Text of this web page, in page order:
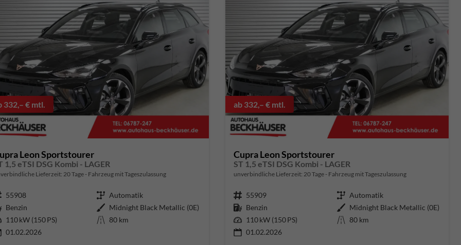
332,– € mtl.
Leon Sportstourer
1,5 eTSI DSG Kombi - LAGER
Lieferzeit: 20 Tage Fahrzeug mit Tageszulassung
55908 Getriebe Automatik
Benzin Außenfarbe Midnight Black Metallic (0E)
110 kW (150 PS) Kilometerstand 80 km
01.02.2026
ab 332,– € mtl.
Cupra Leon Sportstourer
ST 1,5 eTSI DSG Kombi - LAGER
unverbindliche Lieferzeit: 20 Tage Fahrzeug mit Tageszulassung
Fahrzeugnummer 55909 Getriebe Automatik
Kraftstoff Benzin Außenfarbe Midnight Black Metallic (0E)
Leistung 110 kW (150 PS) Kilometerstand 80 km
01.02.2026